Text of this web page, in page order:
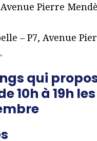
Avenue Pierre
– P7, Avenue
qui
à 19h les